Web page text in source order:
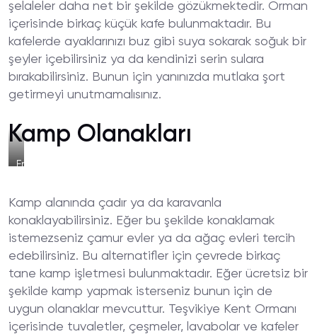
şelaleler daha net bir şekilde gözükmektedir. Orman
içerisinde birkaç küçük kafe bulunmaktadır. Bu
kafelerde ayaklarınızı buz gibi suya sokarak soğuk bir
şeyler içebilirsiniz ya da kendinizi serin sulara
bırakabilirsiniz. Bunun için yanınızda mutlaka şort
getirmeyi unutmamalısınız.
Kamp Olanakları
Erikli
Kamp alanında çadır ya da karavanla
konaklayabilirsiniz. Eğer bu şekilde konaklamak
istemezseniz çamur evler ya da ağaç evleri tercih
edebilirsiniz. Bu alternatifler için çevrede birkaç
tane kamp işletmesi bulunmaktadır. Eğer ücretsiz bir
şekilde kamp yapmak isterseniz bunun için de
uygun olanaklar mevcuttur. Teşvikiye Kent Ormanı
içerisinde tuvaletler, çeşmeler, lavabolar ve kafeler